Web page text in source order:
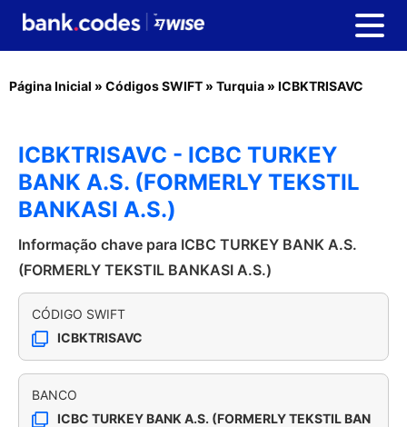
Página Inicial » Códigos SWIFT » Turquia » ICBKTRISAVC
ICBKTRISAVC - ICBC TURKEY
BANK A.S. (FORMERLY TEKSTIL
BANKASI A.S.)
Informação chave para ICBC TURKEY BANK A.S.
(FORMERLY TEKSTIL BANKASI A.S.)
CÓDIGO SWIFT
ICBKTRISAVC
BANCO
ICBC TURKEY BANK A.S. (FORMERLY TEKSTIL BAN